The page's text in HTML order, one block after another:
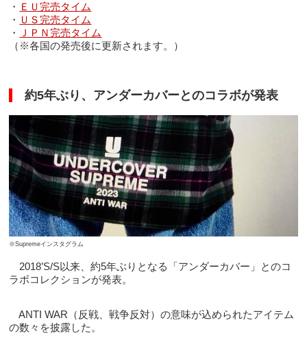
・ ＥＵ完売タイム
・ ＵＳ完売タイム
・
ＪＰＮ完売タイム
（※各国の発売後に更新されます。）
約5年ぶり、アンダーカバーとのコラボが発表
※Supremeインスタグラム
2018’S/S以来、約5年ぶりとなる「アンダーカバー」とのコ
ラボコレクションが発表。
ANTI WAR（反戦、戦争反対）の意味が込められたアイテム
の数々を披露した。